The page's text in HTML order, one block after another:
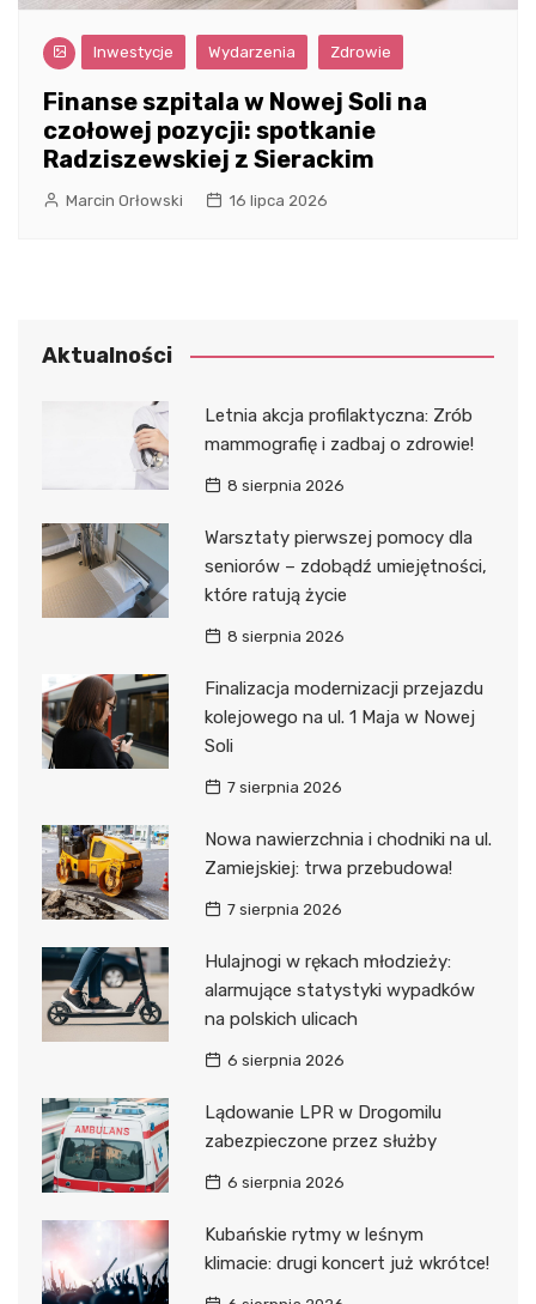
Inwestycje Wydarzenia Zdrowie
Finanse szpitala w Nowej Soli na
czołowej pozycji: spotkanie
Radziszewskiej z Sierackim
Marcin Orłowski 16 lipca 2026
Aktualności
Letnia akcja profilaktyczna: Zrób
mammografię i zadbaj o zdrowie!
8 sierpnia 2026
Warsztaty pierwszej pomocy dla
seniorów – zdobądź umiejętności,
które ratują życie
8 sierpnia 2026
Finalizacja modernizacji przejazdu
kolejowego na ul. 1 Maja w Nowej
Soli
7 sierpnia 2026
Nowa nawierzchnia i chodniki na ul.
Zamiejskiej: trwa przebudowa!
7 sierpnia 2026
Hulajnogi w rękach młodzieży:
alarmujące statystyki wypadków
na polskich ulicach
6 sierpnia 2026
Lądowanie LPR w Drogomilu
zabezpieczone przez służby
6 sierpnia 2026
Kubańskie rytmy w leśnym
klimacie: drugi koncert już wkrótce!